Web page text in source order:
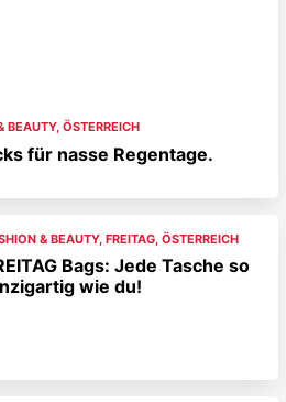
BEAUTY, ÖSTERREICH
für nasse Regentage.
& BEAUTY, FREITAG, ÖSTERREICH
Bags: Jede Tasche so
wie du!